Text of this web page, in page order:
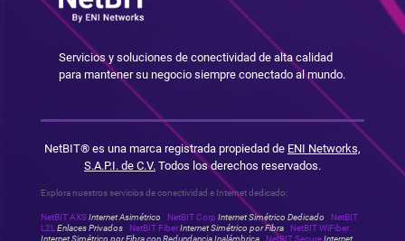
Servicios y soluciones de conectividad de alta calidad
para mantener su negocio siempre conectado al mundo.
NetBIT® es una marca registrada propiedad de ENI Networks,
S.A.P.I. de C.V. Todos los derechos reservados.
Explora nuestros servicios de conectividad e Internet dedicado:
NetBIT AXSInternet Asimétrico NetBIT Corp Internet Simétrico Dedicado
NetBIT
L2LEnlaces Privados NetBIT FiberInternet Simétrico por Fibra
NetBIT WiFiber